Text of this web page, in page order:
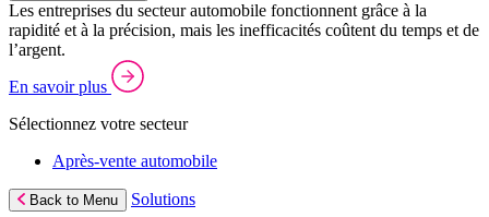
Les entreprises du secteur automobile fonctionnent grâce à la
rapidité et à la précision, mais les inefficacités coûtent du temps et de
l’argent.
En savoir plus
Sélectionnez votre secteur
Après‑vente automobile
Back to Menu Solutions